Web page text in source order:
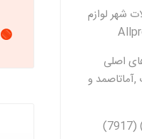
شیفتن
شهر لوازم
اصلی
,آماتاصمد و